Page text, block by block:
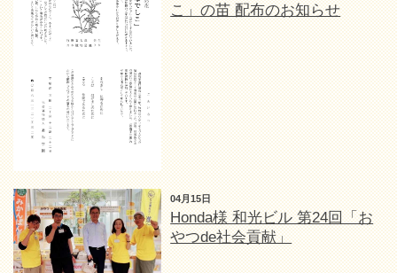
こ」の苗 配布のお知らせ
04月15日
Honda様 和光ビル 第24回「お
やつde社会貢献」